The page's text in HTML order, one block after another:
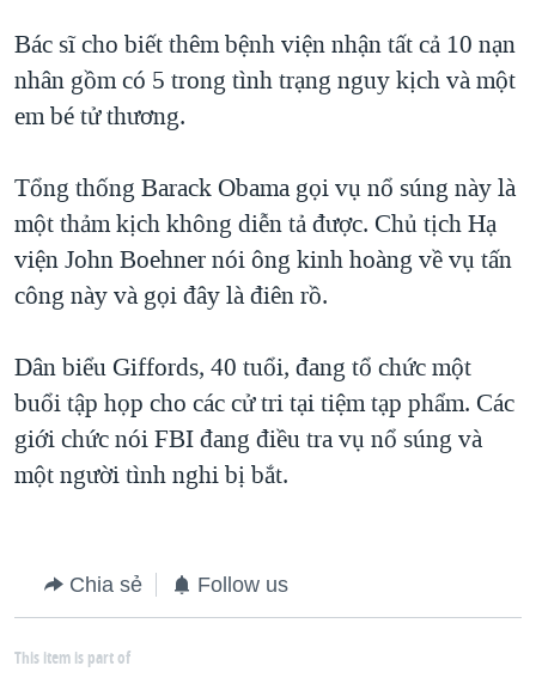
Bác sĩ cho biết thêm bệnh viện nhận tất cả 10 nạn
nhân gồm có 5 trong tình trạng nguy kịch và một
em bé tử thương.
Tổng thống Barack Obama gọi vụ nổ súng này là
một thảm kịch không diễn tả được. Chủ tịch Hạ
viện John Boehner nói ông kinh hoàng về vụ tấn
công này và gọi đây là điên rồ.
Dân biểu Giffords, 40 tuổi, đang tổ chức một
buổi tập họp cho các cử tri tại tiệm tạp phẩm. Các
giới chức nói FBI đang điều tra vụ nổ súng và
một người tình nghi bị bắt.
Chia sẻ Follow us
This item is part of